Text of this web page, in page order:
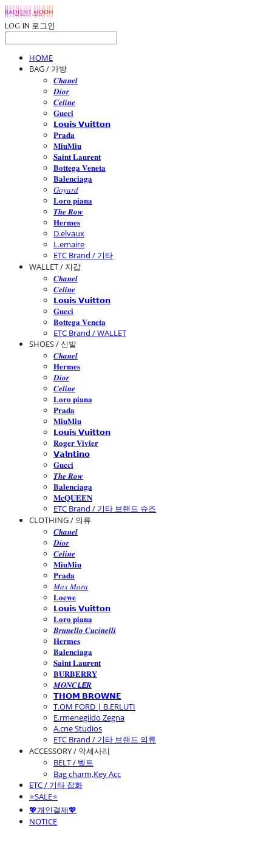
LOG IN 로그인
HOME
BAG / 가방
𝑪𝒉𝒂𝒏𝒆𝒍
𝑫𝒊𝒐𝒓
𝑪𝒆𝒍𝒊𝒏𝒆
𝐆𝐮𝐜𝐜𝐢
𝗟𝗼𝘂𝗶𝘀 𝗩𝘂𝗶𝘁𝘁𝗼𝗻
𝐏𝐫𝐚𝐝𝐚
𝐌𝐢𝐮𝐌𝐢𝐮
𝐒𝐚𝐢𝐧𝐭 𝐋𝐚𝐮𝐫𝐞𝐧𝐭
𝐁𝐨𝐭𝐭𝐞𝐠𝐚 𝐕𝐞𝐧𝐞𝐭𝐚
𝐁𝐚𝐥𝐞𝐧𝐜𝐢𝐚𝐠𝐚
𝐺𝑜𝑦𝑎𝑟𝑑
𝐋𝐨𝐫𝐨 𝐩𝐢𝐚𝐧𝐚
𝑻𝒉𝒆 𝑹𝒐𝒘
𝐇𝐞𝐫𝐦𝐞𝐬
D.elvaux
L.emaire
ETC Brand / 기타
WALLET / 지갑
𝑪𝒉𝒂𝒏𝒆𝒍
𝑪𝒆𝒍𝒊𝒏𝒆
𝗟𝗼𝘂𝗶𝘀 𝗩𝘂𝗶𝘁𝘁𝗼𝗻
𝐆𝐮𝐜𝐜𝐢
𝐁𝐨𝐭𝐭𝐞𝐠𝐚 𝐕𝐞𝐧𝐞𝐭𝐚
ETC Brand / WALLET
SHOES / 신발
𝑪𝒉𝒂𝒏𝒆𝒍
𝐇𝐞𝐫𝐦𝐞𝐬
𝑫𝒊𝒐𝒓
𝑪𝒆𝒍𝒊𝒏𝒆
𝐋𝐨𝐫𝐨 𝐩𝐢𝐚𝐧𝐚
𝐏𝐫𝐚𝐝𝐚
𝐌𝐢𝐮𝐌𝐢𝐮
𝗟𝗼𝘂𝗶𝘀 𝗩𝘂𝗶𝘁𝘁𝗼𝗻
𝐑𝐨𝐠𝐞𝐫 𝐕𝐢𝐯𝐢𝐞𝐫
𝗩𝗮𝗹𝗻𝘁𝗶𝗻𝗼
𝐆𝐮𝐜𝐜𝐢
𝑻𝒉𝒆 𝑹𝒐𝒘
𝐁𝐚𝐥𝐞𝐧𝐜𝐢𝐚𝐠𝐚
𝐌𝐜𝐐𝐔𝐄𝐄𝐍
ETC Brand / 기타 브랜드 슈즈
CLOTHING / 의류
𝑪𝒉𝒂𝒏𝒆𝒍
𝑫𝒊𝒐𝒓
𝑪𝒆𝒍𝒊𝒏𝒆
𝐌𝐢𝐮𝐌𝐢𝐮
𝐏𝐫𝐚𝐝𝐚
𝑀𝑎𝑥 𝑀𝑎𝑟𝑎
𝐋𝐨𝐞𝐰𝐞
𝗟𝗼𝘂𝗶𝘀 𝗩𝘂𝗶𝘁𝘁𝗼𝗻
𝐋𝐨𝐫𝐨 𝐩𝐢𝐚𝐧𝐚
𝑩𝒓𝒖𝒏𝒆𝒍𝒍𝒐 𝑪𝒖𝒄𝒊𝒏𝒆𝒍𝒍𝒊
𝐇𝐞𝐫𝐦𝐞𝐬
𝐁𝐚𝐥𝐞𝐧𝐜𝐢𝐚𝐠𝐚
𝐒𝐚𝐢𝐧𝐭 𝐋𝐚𝐮𝐫𝐞𝐧𝐭
𝐁𝐔𝐑𝐁𝐄𝐑𝐑𝐘
𝑴𝑶𝑵𝑪𝙇𝙀𝑹
𝗧𝗛𝗢𝗠 𝗕𝗥𝗢𝗪𝗡𝗘
T.OM FORD | B.ERLUTI
E.rmenegildo Zegna
A.cne Studios
ETC Brand / 기타 브랜드 의류
ACCESSORY / 악세사리
BELT / 벨트
Bag charm,Key Acc
ETC / 기타 잡화
⭐SALE⭐
💖개인결제💖
NOTICE